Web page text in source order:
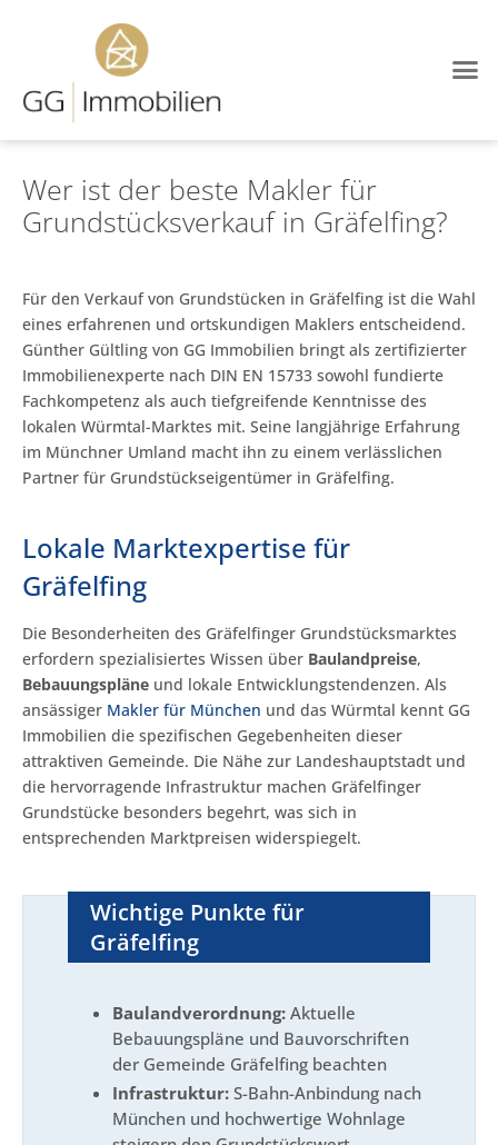
Wer ist der beste Makler für
Grundstücksverkauf in Gräfelfing?
Für den Verkauf von Grundstücken in Gräfelfing ist die Wahl
eines erfahrenen und ortskundigen Maklers entscheidend.
Günther Gültling von GG Immobilien bringt als zertifizierter
Immobilienexperte nach DIN EN 15733 sowohl fundierte
Fachkompetenz als auch tiefgreifende Kenntnisse des
lokalen Würmtal-Marktes mit. Seine langjährige Erfahrung
im Münchner Umland macht ihn zu einem verlässlichen
Partner für Grundstückseigentümer in Gräfelfing.
Lokale Marktexpertise für
Gräfelfing
Die Besonderheiten des Gräfelfinger Grundstücksmarktes
erfordern spezialisiertes Wissen über Baulandpreise,
Bebauungspläne und lokale Entwicklungstendenzen. Als
ansässiger Makler für München und das Würmtal kennt GG
Immobilien die spezifischen Gegebenheiten dieser
attraktiven Gemeinde. Die Nähe zur Landeshauptstadt und
die hervorragende Infrastruktur machen Gräfelfinger
Grundstücke besonders begehrt, was sich in
entsprechenden Marktpreisen widerspiegelt.
Wichtige Punkte für
Gräfelfing
Baulandverordnung:Aktuelle
Bebauungspläne und Bauvorschriften
der Gemeinde Gräfelfing beachten
Infrastruktur:S-Bahn-Anbindung nach
München und hochwertige Wohnlage